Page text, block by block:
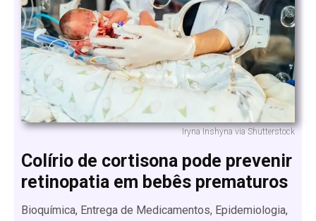
Iryna Inshyna via Shutterstock
Colírio de cortisona pode prevenir
retinopatia em bebês prematuros
Bioquímica, Entrega de Medicamentos, Epidemiologia,